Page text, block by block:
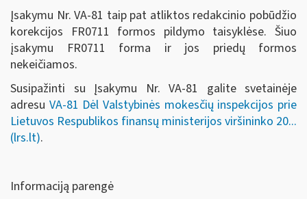
Įsakymu Nr. VA-81 taip pat atliktos redakcinio pobūdžio
korekcijos FR0711 formos pildymo taisyklėse. Šiuo
įsakymu FR0711 forma ir jos priedų formos
nekeičiamos.
Susipažinti su Įsakymu Nr. VA-81 galite svetainėje
adresu VA-81 Dėl Valstybinės mokesčių inspekcijos prie
Lietuvos Respublikos finansų ministerijos viršininko 20...
(lrs.lt).
Informaciją parengė